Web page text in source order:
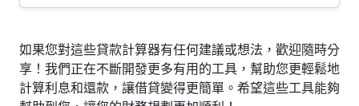
如果您對這些貸款計算器有任何建議或想法，歡迎隨時分
享！我們正在不斷開發更多有用的工具，幫助您更輕鬆地
計算利息和還款，讓借貸變得更簡單。希望這些工具能夠